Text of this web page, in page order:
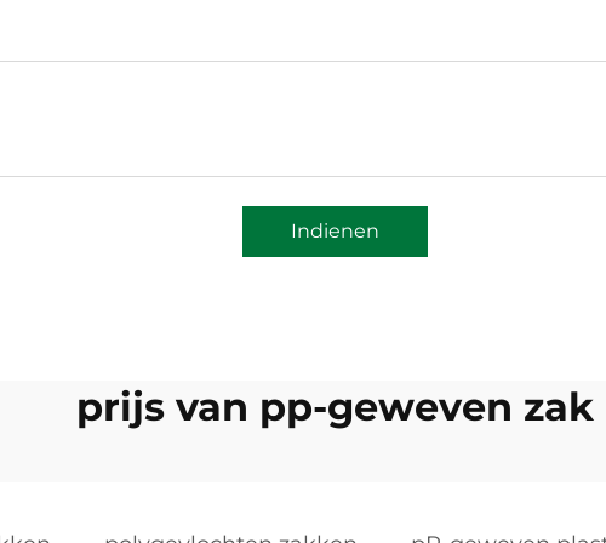
Indienen
prijs van pp-geweven zak